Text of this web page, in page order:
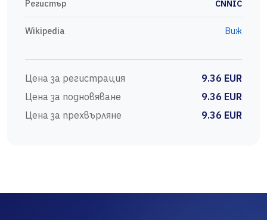
Регистър CNNIC
Wikipedia Виж
Цена за регистрация
9.36 EUR
Цена за подновяване
9.36 EUR
Цена за прехвърляне
9.36 EUR